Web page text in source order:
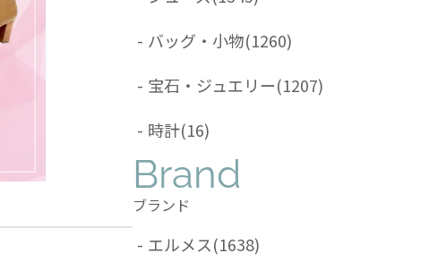
- バッグ・小物(1260)
- 宝石・ジュエリー(1207)
- 時計(16)
Brand
ブランド
- エルメス(1638)